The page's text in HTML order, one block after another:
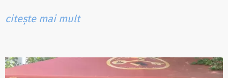
citește mai mult